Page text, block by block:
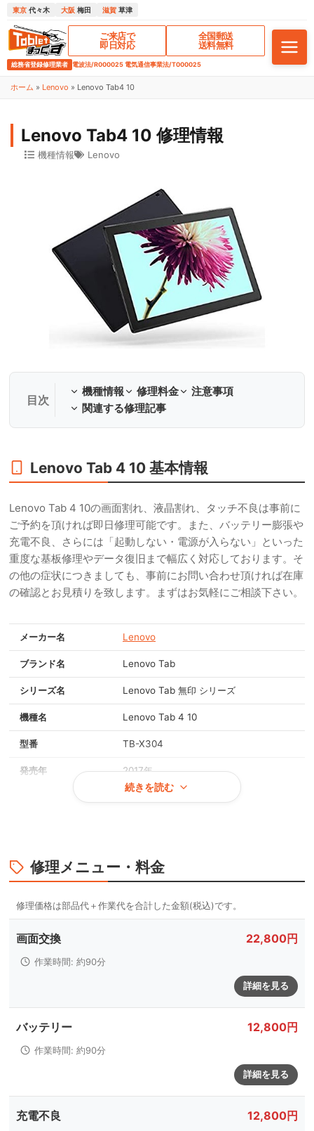
東京 代々木 大阪 梅田 滋賀 草津
ご来店で
即日対応
全国郵送
送料無料
総務省登録修理業者 電波法/R000025 電気通信事業法/T000025
ホーム » Lenovo » Lenovo Tab4 10
Lenovo Tab4 10 修理情報
機種情報 Lenovo
機種情報 修理料金
注意事項
関連する修理記事
Lenovo Tab 4 10 基本情報
Lenovo Tab 4 10の画面割れ、液晶割れ、タッチ不良は事前に
ご予約を頂ければ即日修理可能です。また、バッテリー膨張や
充電不良、さらには「起動しない・電源が入らない」といった
重度な基板修理やデータ復旧まで幅広く対応しております。そ
の他の症状につきましても、事前にお問い合わせ頂ければ在庫
の確認とお見積りを致します。まずはお気軽にご相談下さい。
メーカー名 Lenovo
ブランド名 Lenovo Tab
シリーズ名 Lenovo Tab 無印 シリーズ
機種名 Lenovo Tab 4 10
型番 TB-X304
発売年 2017年
対応メモリ 2GB
本体カラー スレートブラック, ポーラーホワイト
続きを読む
修理メニュー・料金
画面交換 22,800円
作業時間: 約90分
詳細を見る
バッテリー 12,800円
作業時間: 約90分
詳細を見る
充電不良 12,800円